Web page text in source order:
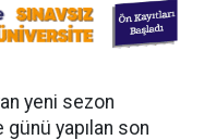
yeni sezon
günü yapılan son